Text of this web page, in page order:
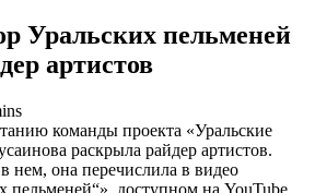
Уральских пельменей
артистов
команды проекта «Уральские
раскрыла райдер артистов.
нем, она перечислила в видео
пельменей“», доступном на YouTube.